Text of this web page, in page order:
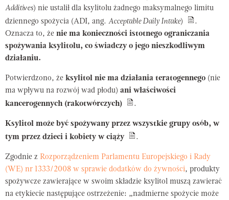
Additives) nie ustalił dla ksylitolu żadnego maksymalnego limitu
dziennego spożycia (ADI, ang. Acceptable Daily Intake)
.
Oznacza to, że nie ma konieczności istotnego ograniczania
spożywania ksylitolu, co świadczy o jego nieszkodliwym
działaniu.
Potwierdzono, że ksylitol nie ma działania teratogennego (nie
ma wpływu na rozwój wad płodu) ani właściwości
kancerogennych (rakotwórczych)
.
Ksylitol może być spożywany przez wszystkie grupy osób, w
tym przez dzieci i kobiety w ciąży
.
Zgodnie z Rozporządzeniem Parlamentu Europejskiego i Rady
(WE) nr 1333/2008 w sprawie dodatków do żywności, produkty
spożywcze zawierające w swoim składzie ksylitol muszą zawierać
na etykiecie następujące ostrzeżenie: „nadmierne spożycie może